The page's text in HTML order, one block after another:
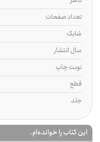
تعداد صفحات
شابک
سال انتشار
نوبت چاپ
قطع
جلد
این کتاب را خوانده‌ام.